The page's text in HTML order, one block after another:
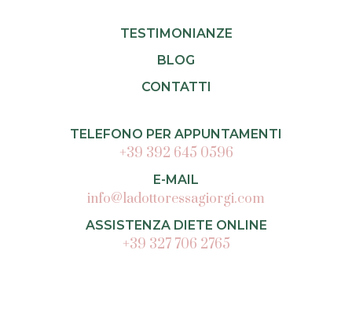
TESTIMONIANZE
BLOG
CONTATTI
TELEFONO PER APPUNTAMENTI
+39 392 645 0596
E-MAIL
info@ladottoressagiorgi.com
ASSISTENZA DIETE ONLINE
+39 327 706 2765